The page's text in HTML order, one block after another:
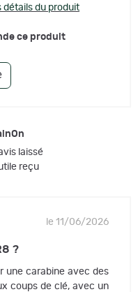
du produit
ce produit
laissé
reçu
le 11/06/2026
?
une carabine avec des
coups de clé, avec un